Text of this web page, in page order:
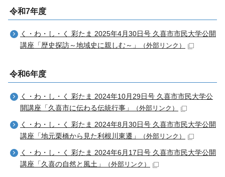
令和7年度
く・わ・し・く 彩たま 2025年4月30日号 久喜市市民大学公開
講座「歴史探訪～地域史に親しむ～」
（外部リンク）
令和6年度
く・わ・し・く 彩たま 2024年10月29日号 久喜市市民大学公
開講座「久喜市に伝わる伝統行事」
（外部リンク）
く・わ・し・く 彩たま 2024年8月30日号 久喜市市民大学公開
講座「地元栗橋から見た利根川東遷」
（外部リンク）
く・わ・し・く 彩たま 2024年6月17日号 久喜市市民大学公開
講座「久喜の自然と風土」
（外部リンク）